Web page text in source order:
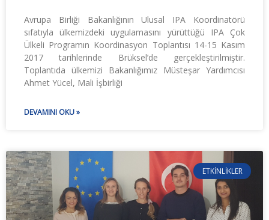
Avrupa Birliği Bakanlığının Ulusal IPA Koordinatörü
sıfatıyla ülkemizdeki uygulamasını yürüttüğü IPA Çok
Ülkeli Programın Koordinasyon Toplantısı 14-15 Kasım
2017 tarihlerinde Brüksel’de gerçekleştirilmiştir.
Toplantıda ülkemizi Bakanlığımız Müsteşar Yardımcısı
Ahmet Yücel, Mali İşbirliği
DEVAMINI OKU »
ETKINLIKLER